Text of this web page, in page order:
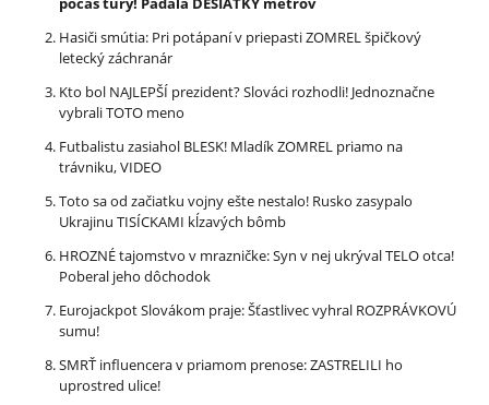
Hasiči smútia: Pri potápaní v priepasti ZOMREL špičkový
letecký záchranár
Kto bol NAJLEPŠÍ prezident? Slováci rozhodli! Jednoznačne
vybrali TOTO meno
Futbalistu zasiahol BLESK! Mladík ZOMREL priamo na
trávniku, VIDEO
Toto sa od začiatku vojny ešte nestalo! Rusko zasypalo
Ukrajinu TISÍCKAMI kĺzavých bômb
HROZNÉ tajomstvo v mrazničke: Syn v nej ukrýval TELO otca!
Poberal jeho dôchodok
Eurojackpot Slovákom praje: Šťastlivec vyhral ROZPRÁVKOVÚ
sumu!
SMRŤ influencera v priamom prenose: ZASTRELILI ho
uprostred ulice!